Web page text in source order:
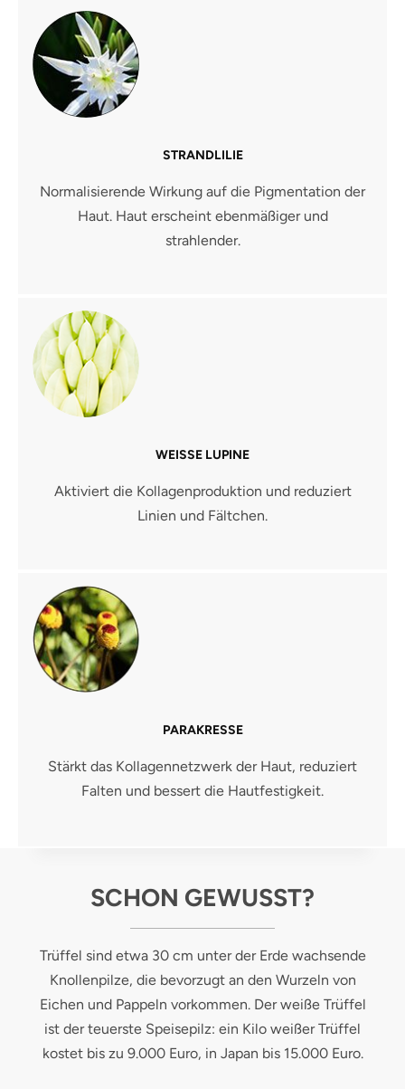
STRANDLILIE
Normalisierende Wirkung auf die Pigmentation der
Haut. Haut erscheint ebenmäßiger und
strahlender.
WEISSE LUPINE
Aktiviert die Kollagenproduktion und reduziert
Linien und Fältchen.
PARAKRESSE
Stärkt das Kollagennetzwerk der Haut, reduziert
Falten und bessert die Hautfestigkeit.
SCHON GEWUSST?
Trüffel sind etwa 30 cm unter der Erde wachsende
Knollenpilze, die bevorzugt an den Wurzeln von
Eichen und Pappeln vorkommen. Der weiße Trüffel
ist der teuerste Speisepilz: ein Kilo weißer Trüffel
kostet bis zu 9.000 Euro, in Japan bis 15.000 Euro.